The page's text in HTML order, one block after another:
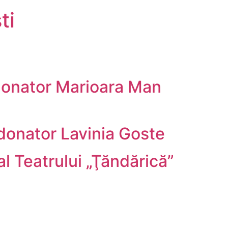
Marioara Man
Lavinia Goste
Teatrului „Ţăndărică”